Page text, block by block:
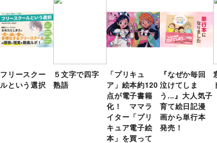
フリースクー
ルという選択
５文字で四字
熟語
「プリキュ
ア」絵本約120
点が電子書籍
化！ ママラ
イター「プリ
キュア電子絵
本」を買って
『なぜか毎回
泣けてしま
う...』大人気子
育て絵日記漫
画から単行本
発売！